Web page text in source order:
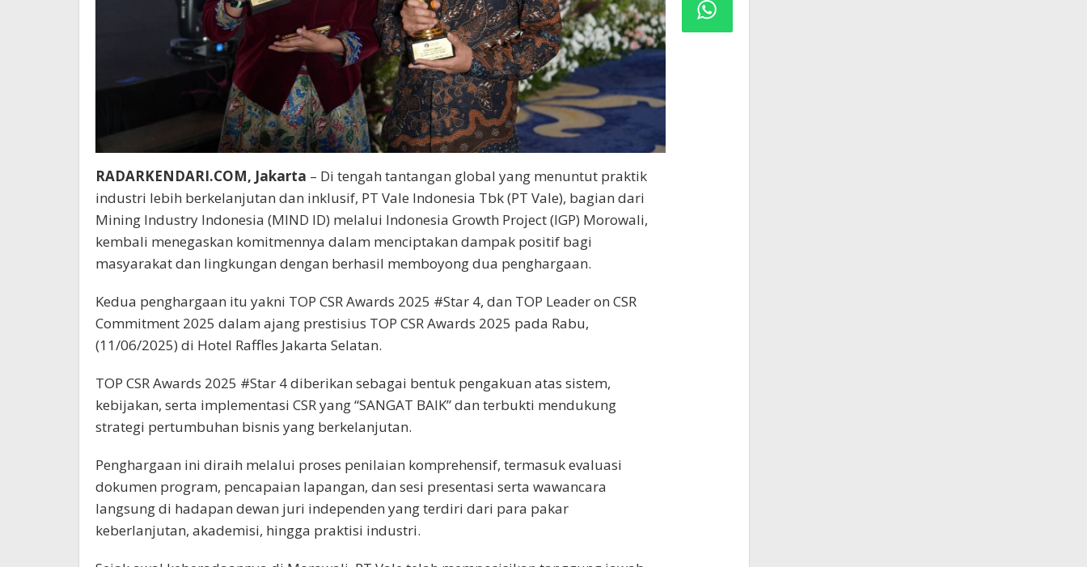
RADARKENDARI.COM, Jakarta – Di tengah tantangan global yang menuntut praktik
industri lebih berkelanjutan dan inklusif, PT Vale Indonesia Tbk (PT Vale), bagian dari
Mining Industry Indonesia (MIND ID) melalui Indonesia Growth Project (IGP) Morowali,
kembali menegaskan komitmennya dalam menciptakan dampak positif bagi
masyarakat dan lingkungan dengan berhasil memboyong dua penghargaan.
Kedua penghargaan itu yakni TOP CSR Awards 2025 #Star 4, dan TOP Leader on CSR
Commitment 2025 dalam ajang prestisius TOP CSR Awards 2025 pada Rabu,
(11/06/2025) di Hotel Raffles Jakarta Selatan.
TOP CSR Awards 2025 #Star 4 diberikan sebagai bentuk pengakuan atas sistem,
kebijakan, serta implementasi CSR yang “SANGAT BAIK” dan terbukti mendukung
strategi pertumbuhan bisnis yang berkelanjutan.
Penghargaan ini diraih melalui proses penilaian komprehensif, termasuk evaluasi
dokumen program, pencapaian lapangan, dan sesi presentasi serta wawancara
langsung di hadapan dewan juri independen yang terdiri dari para pakar
keberlanjutan, akademisi, hingga praktisi industri.